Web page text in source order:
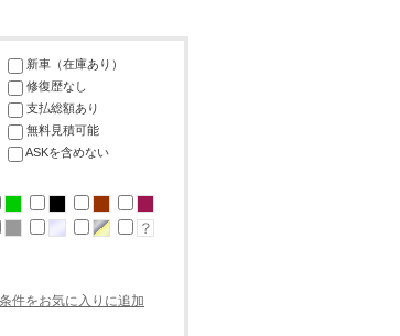
新車（在庫あり）
修復歴なし
支払総額あり
無料見積可能
ASKを含めない
件をお気に入りに追加